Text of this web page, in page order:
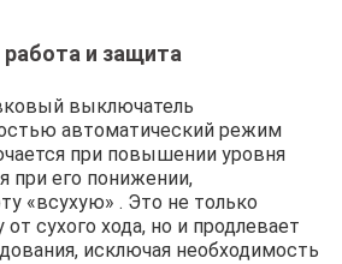
и защита
выключатель
автоматический режим
при повышении уровня
при его понижении,
«всухую» . Это не только
от сухого хода, но и продлевает
исключая необходимость